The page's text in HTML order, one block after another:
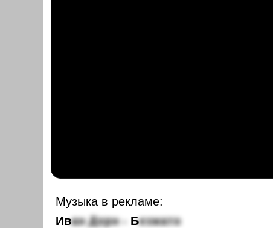
Музыка в рекламе:
Иван Дорн - Безмато